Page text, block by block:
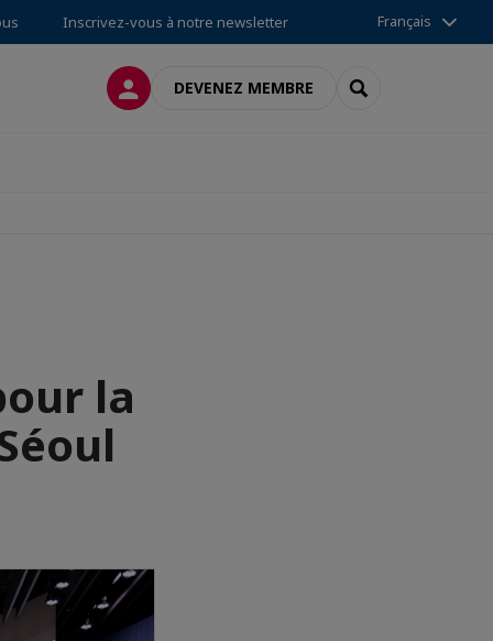
Inscrivez-vous à notre newsletter Français
CONNEXIONDEVENEZ MEMBRE RECHERCHER
la